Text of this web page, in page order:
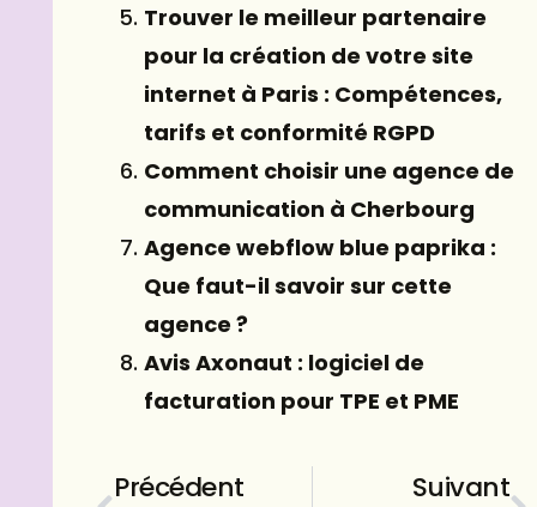
Trouver le meilleur partenaire
pour la création de votre site
internet à Paris : Compétences,
tarifs et conformité RGPD
Comment choisir une agence de
communication à Cherbourg
Agence webflow blue paprika :
Que faut-il savoir sur cette
agence ?
Avis Axonaut : logiciel de
facturation pour TPE et PME
Précédent
Suivant